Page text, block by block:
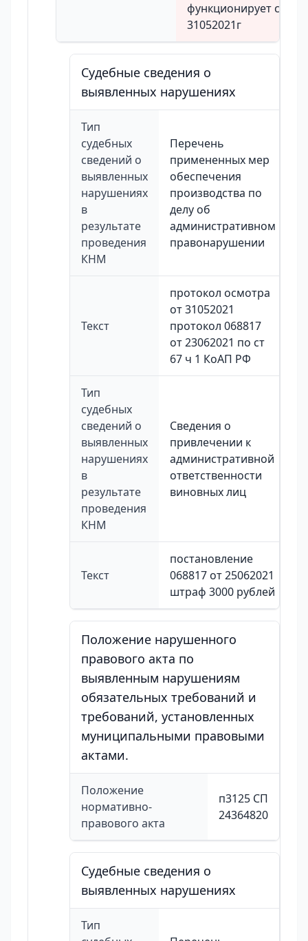
функционирует с
31052021г
Судебные сведения о
выявленных нарушениях
Тип
судебных
сведений о
выявленных
нарушениях
в
результате
проведения
КНМ
Перечень
примененных мер
обеспечения
производства по
делу об
административном
правонарушении
Текст
протокол осмотра
от 31052021
протокол 068817
от 23062021 по ст
67 ч 1 КоАП РФ
Тип
судебных
сведений о
выявленных
нарушениях
в
результате
проведения
КНМ
Сведения о
привлечении к
административной
ответственности
виновных лиц
Текст
постановление
068817 от 25062021
штраф 3000 рублей
Положение нарушенного
правового акта по
выявленным нарушениям
обязательных требований и
требований, установленных
муниципальными правовыми
актами.
Положение
нормативно-
правового акта
п3125 СП
24364820
Судебные сведения о
выявленных нарушениях
Тип